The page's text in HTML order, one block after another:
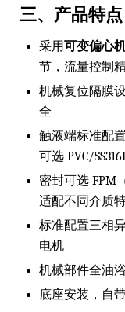
三、产品特点
采用可变偏心
节，流量控制
机械复位隔膜
全
触液端标准配
可选 PVC/
密封可选 FPM
适配不同介质
标准配置三相
电机
机械部件全油
底座安装，自